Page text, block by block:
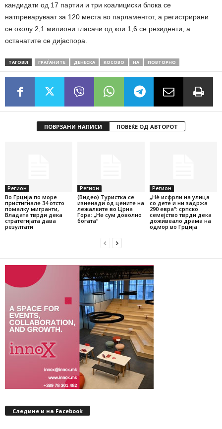
кандидати од 17 партии и три коалициски блока се
натпреваруваат за 120 места во парламентот, а регистрирани
се околу 2,1 милиони гласачи од кои 1,6 се резиденти, а
останатите се дијаспора.
ТАГОВИ ГРАЃАНИТЕ ДЕНЕСКА КОСОВО НА ПОВТОРНО
ПОВРЗАНИ НАПИСИ ПОВЕЌЕ ОД АВТОРОТ
Регион
Во Грција по море
пристигнале 34 отсто
помалку мигранти,
Владата тврди дека
стратегијата дава
резултати
Регион
(Видео) Туристка се
изненади од цените на
лежалките во Црна
Гора: „Не сум доволно
богата“
Регион
„Нѐ исфрли на улица
со дете и ни задржа
290 евра“: српско
семејство тврди дека
доживеало драма на
одмор во Грција
Следине и на Facebook